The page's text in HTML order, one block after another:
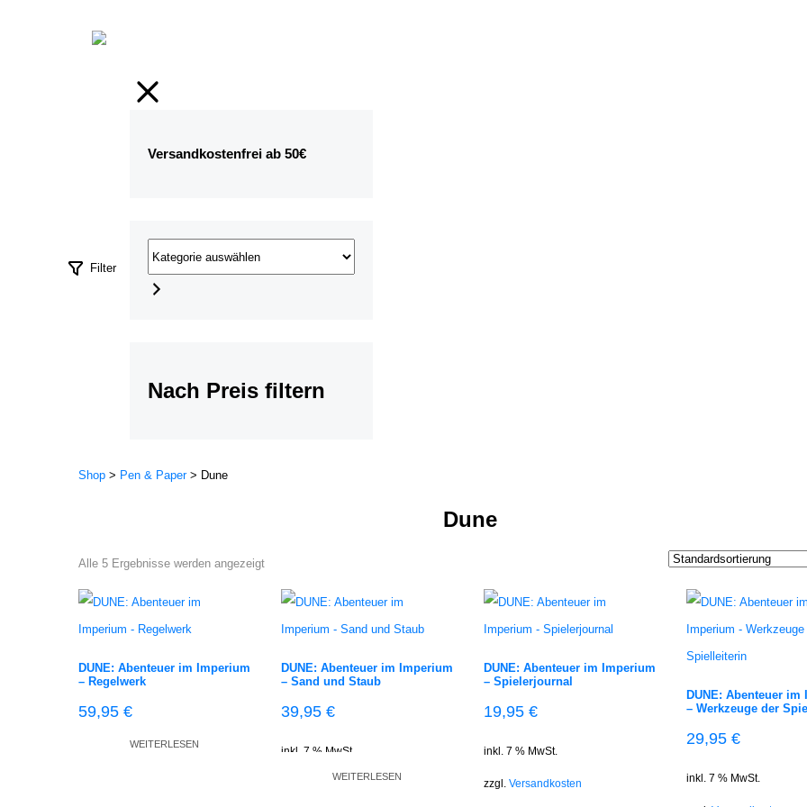
Filter
Versandkostenfrei ab 50€
Nach Preis filtern
Shop > Pen & Paper> Dune
Dune
Alle 5 Ergebnisse werden angezeigt
DUNE: Abenteuer im Imperium
– Regelwerk
59,95 €
inkl. 7 % MwSt.
WEITERLESEN
DUNE: Abenteuer im Imperium
– Sand und Staub
39,95 €
inkl. 7 % MwSt.
Versandkosten
WEITERLESEN
DUNE: Abenteuer im Imperium
– Spielerjournal
19,95 €
inkl. 7 % MwSt.
zzgl. Versandkosten
DUNE: Abenteuer im
– Werkzeuge der
29,95 €
inkl. 7 % MwSt.